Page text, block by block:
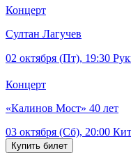
Концерт
Султан Лагучев
02 октября (Пт), 19:30
Концерт
«Калинов Мост» 40 лет
03 октября (Сб), 20:00